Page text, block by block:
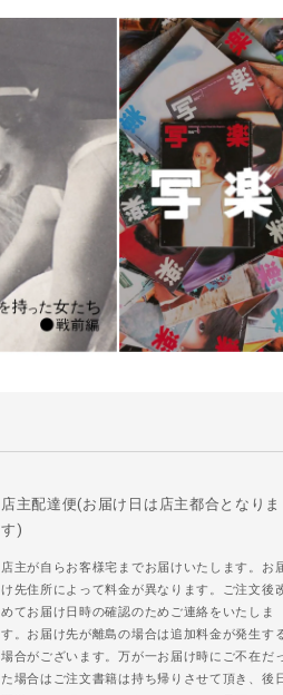
店主配達便(お届け日は店主都合となりま
す)
店主が自らお客様宅までお届けいたします。お
け先住所によって料金が異なります。ご注文後
めてお届け日時の確認のためご連絡をいたしま
す。お届け先が離島の場合は追加料金が発生す
場合がございます。万が一お届け時にご不在だ
た場合はご注文書籍は持ち帰りさせて頂き、後